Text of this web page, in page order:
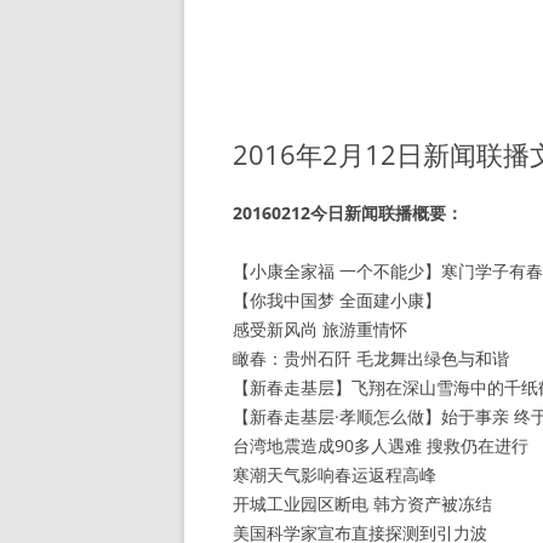
2016年2月12日新闻联播
20160212今日新闻联播概要：
【小康全家福 一个不能少】寒门学子有
【你我中国梦 全面建小康】
感受新风尚 旅游重情怀
瞰春：贵州石阡 毛龙舞出绿色与和谐
【新春走基层】飞翔在深山雪海中的千纸
【新春走基层·孝顺怎么做】始于事亲 终
台湾地震造成90多人遇难 搜救仍在进行
寒潮天气影响春运返程高峰
开城工业园区断电 韩方资产被冻结
美国科学家宣布直接探测到引力波